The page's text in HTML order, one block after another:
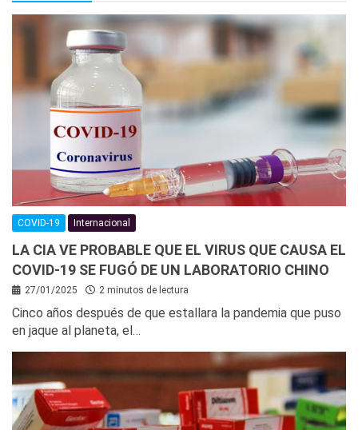
COVID-19 Internacional
LA CIA VE PROBABLE QUE EL VIRUS QUE CAUSA EL
COVID-19 SE FUGÓ DE UN LABORATORIO CHINO
27/01/2025 2 minutos de lectura
Cinco años después de que estallara la pandemia que puso
en jaque al planeta, el…